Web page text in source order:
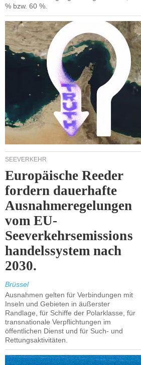
% bzw. 60 %.
SEEVERKEHR
Europäische Reeder
fordern dauerhafte
Ausnahmeregelungen
vom EU-
Seeverkehrsemissions
handelssystem nach
2030.
Brüssel
Ausnahmen gelten für Verbindungen mit
Inseln und Gebieten in äußerster
Randlage, für Schiffe der Polarklasse, für
transnationale Verpflichtungen im
öffentlichen Dienst und für Such- und
Rettungsaktivitäten.